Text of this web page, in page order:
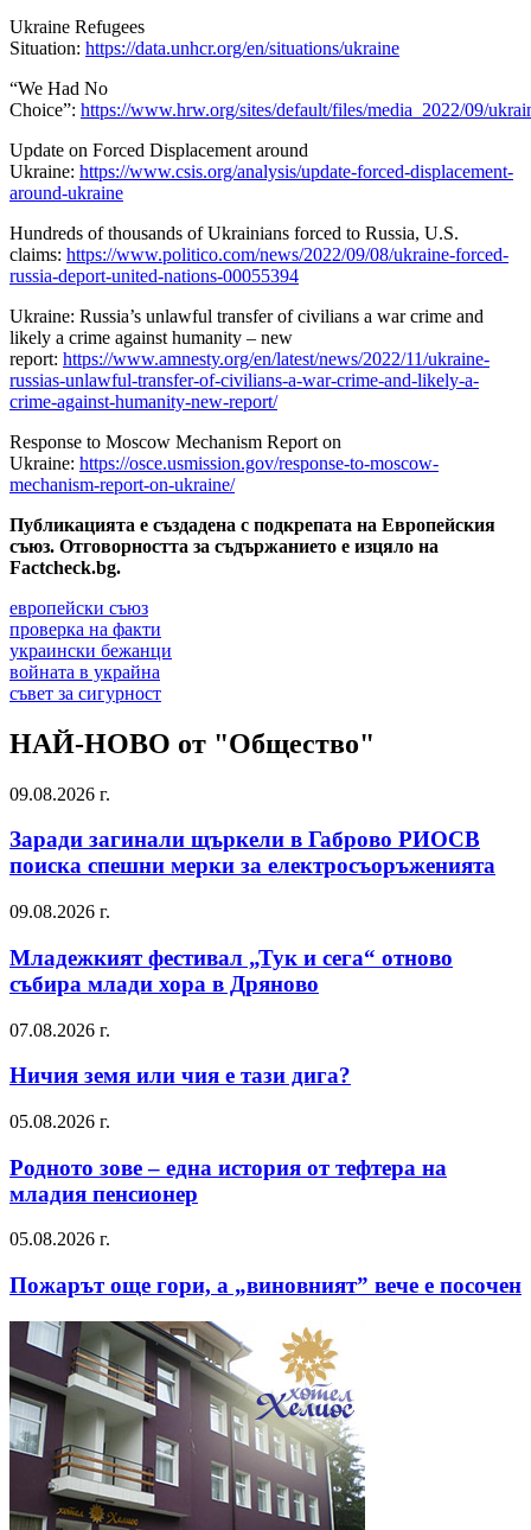
Ukraine Refugees
Situation: https://data.unhcr.org/en/situations/ukraine
“We Had No
Choice”: https://www.hrw.org/sites/default/files/media_2022/09/
Update on Forced Displacement around
Ukraine: https://www.csis.org/analysis/update-forced-displacement-
around-ukraine
Hundreds of thousands of Ukrainians forced to Russia, U.S.
claims: https://www.politico.com/news/2022/09/08/ukraine-forced-
russia-deport-united-nations-00055394
Ukraine: Russia’s unlawful transfer of civilians a war crime and
likely a crime against humanity – new
report: https://www.amnesty.org/en/latest/news/2022/11/ukraine-
russias-unlawful-transfer-of-civilians-a-war-crime-and-likely-a-
crime-against-humanity-new-report/
Response to Moscow Mechanism Report on
Ukraine: https://osce.usmission.gov/response-to-moscow-
mechanism-report-on-ukraine/
Публикацията е създадена с подкрепата на Европейския
съюз. Отговорността за съдържанието е изцяло на
Factcheck.bg.
европейски съюз
проверка на факти
украински бежанци
войната в украйна
съвет за сигурност
НАЙ-НОВО от "Общество"
09.08.2026 г.
Заради загинали щъркели в Габрово РИОСВ
поиска спешни мерки за електросъоръженията
09.08.2026 г.
Младежкият фестивал „Тук и сега“ отново
събира млади хора в Дряново
07.08.2026 г.
Ничия земя или чия е тази дига?
05.08.2026 г.
Родното зове – една история от тефтера на
младия пенсионер
05.08.2026 г.
Пожарът още гори, а „виновният” вече е посочен